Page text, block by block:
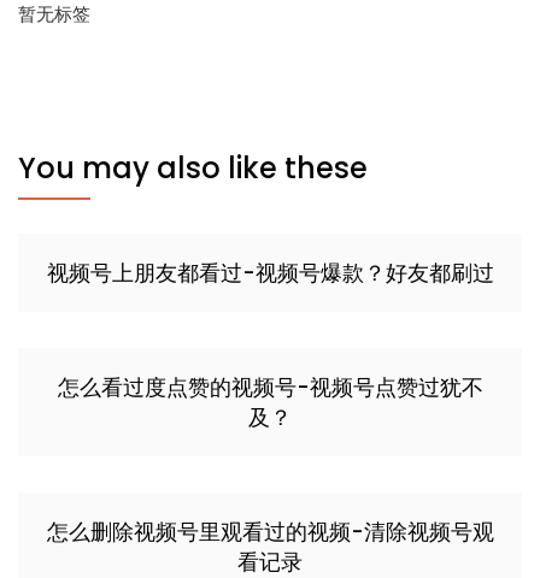
暂无标签
You may also like these
视频号上朋友都看过-视频号爆款？好友都刷过
怎么看过度点赞的视频号-视频号点赞过犹不
及？
怎么删除视频号里观看过的视频-清除视频号观
看记录